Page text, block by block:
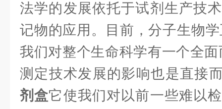
法学的发展依托于试剂生产技
记物的应用。目前，分子生物
我们对整个生命科学有一个全
测定技术发展的影响也是直接
剂盒它使我们对以前一些难以